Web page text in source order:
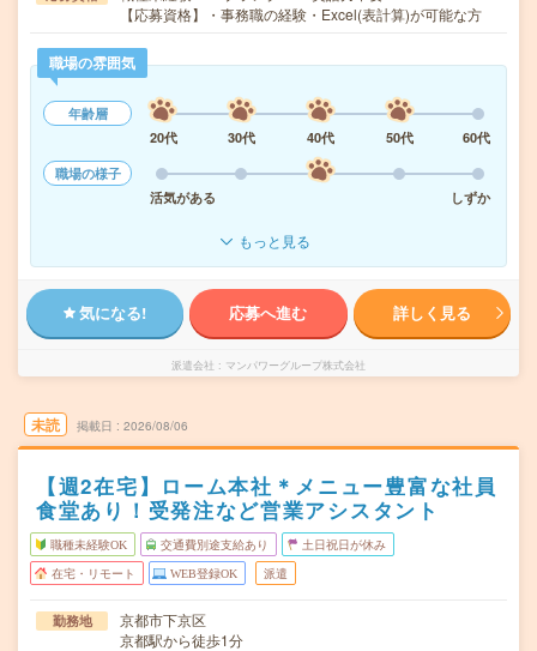
【応募資格】・事務職の経験・Excel(表計算)が可能な方
職場の雰囲気
年齢層
20代
30代 40代 50代
60代
職場の様子
活気がある
しずか
もっと見る
気になる! 応募へ進む 詳しく見る
派遣会社 マンパワーグループ株式会社
未読 掲載日 2026/08/06
【週2在宅】ローム本社＊メニュー豊富な社員
食堂あり！受発注など営業アシスタント
職種未経験OK 交通費別途支給あり 土日祝日が休み
在宅・リモート WEB登録OK 派遣
勤務地
京都市下京区
京都駅から徒歩1分